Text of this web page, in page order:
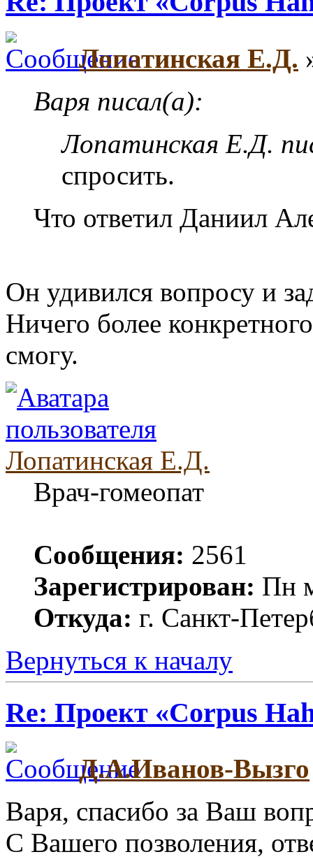
Лопатинская Е.Д.
Варя писал(а):
Лопатинская Е.Д.
спросить.
Что ответил Даниил
Он удивился вопросу и
Ничего более
смогу.
Лопатинская Е.Д.
Врач-гомеопат
Сообщения: 2561
Зарегистрирован: Пн
Откуда: г. Санкт-
Вернуться к началу
Re: Проект «Corpus
Д.А.Иванов-Вызго
Варя, спасибо за Ваш
С Вашего позволения,